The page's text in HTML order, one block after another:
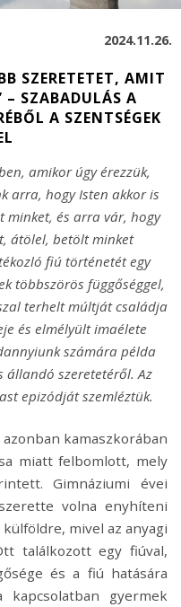
2024.11.26.
SZERETETET, AMIT
– SZABADULÁS A
A SZENTSÉGEK
amikor úgy érezzük,
arra, hogy Isten akkor is
minket, és arra vár, hogy
átölel, betölt minket
fiú történetét egy
többszörös függőséggel,
terhelt múltját családja
és elmélyült imaélete
számára példa
állandó szeretetéről. Az
epizódját szemléztük.
kamaszkorában
miatt felbomlott, mely
Gimnáziumi évei
volna enyhíteni
mivel az anyagi
találkozott egy fiúval,
és a fiú hatására
gyermek